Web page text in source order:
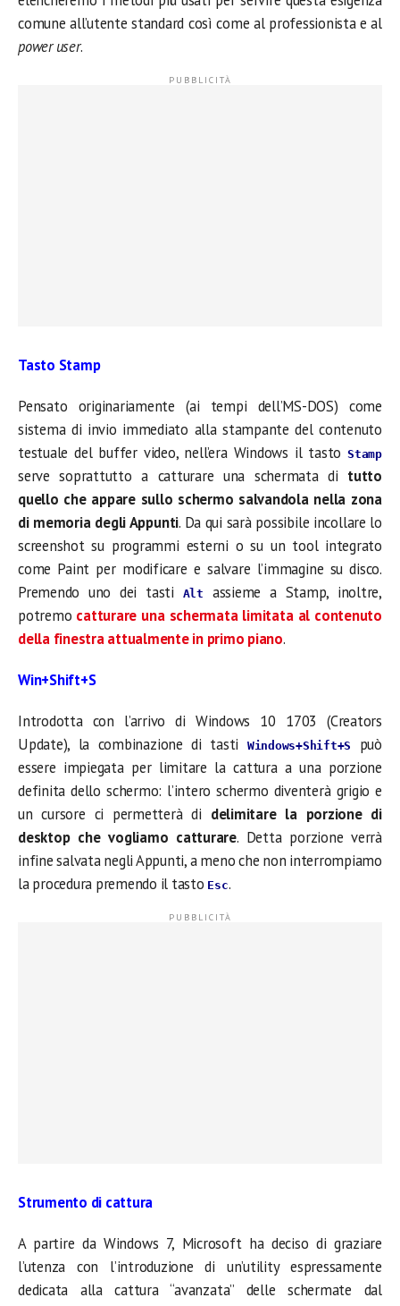
comune all’utente standard così come al professionista e al
power user.
Tasto Stamp
Pensato originariamente (ai tempi dell’MS-DOS) come
sistema di invio immediato alla stampante del contenuto
testuale del buffer video, nell’era Windows il tastoStamp
serve soprattutto a catturare una schermata di tutto
quello che appare sullo schermo salvandola nella zona
di memoria degli Appunti. Da qui sarà possibile incollare lo
screenshot su programmi esterni o su un tool integrato
come Paint per modificare e salvare l’immagine su disco.
Premendo uno dei tasti
Alt
assieme a Stamp, inoltre,
potremo catturare una schermata limitata al contenuto
della finestra attualmente in primo piano.
Win+Shift+S
Introdotta con l’arrivo di Windows 10 1703 (Creators
Update), la combinazione di tasti
Windows+Shift+S
può
essere impiegata per limitare la cattura a una porzione
definita dello schermo: l’intero schermo diventerà grigio e
un cursore ci permetterà di delimitare la porzione di
desktop che vogliamo catturare. Detta porzione verrà
infine salvata negli Appunti, a meno che non interrompiamo
la procedura premendo il tasto Esc.
Strumento di cattura
A partire da Windows 7, Microsoft ha deciso di graziare
l’utenza con l’introduzione di un’utility espressamente
dedicata alla cattura “avanzata” delle schermate dal